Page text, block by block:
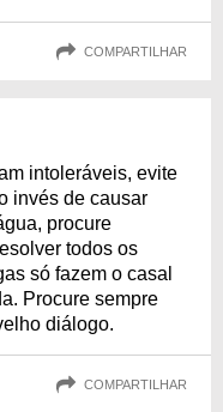
COMPARTILHAR
intoleráveis, evite
invés de causar
procure
todos os
só fazem o casal
Procure sempre
diálogo.
COMPARTILHAR